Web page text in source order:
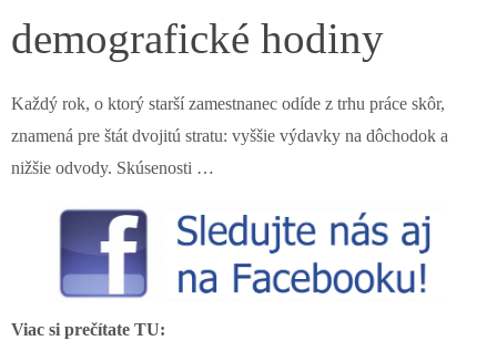
demografické hodiny
Každý rok, o ktorý starší zamestnanec odíde z trhu práce skôr,
znamená pre štát dvojitú stratu: vyššie výdavky na dôchodok a
nižšie odvody. Skúsenosti …
Viac si prečítate TU: